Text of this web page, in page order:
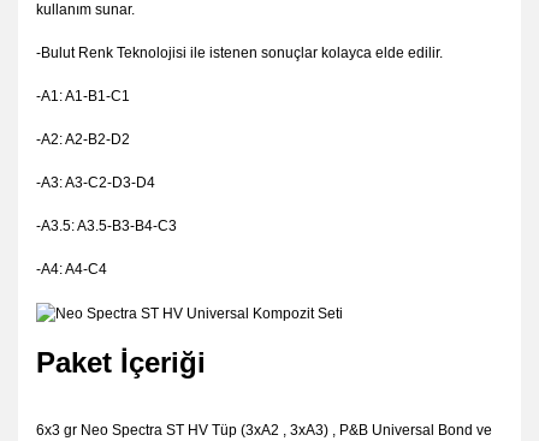
kullanım sunar.
-Bulut Renk Teknolojisi ile istenen sonuçlar kolayca elde edilir.
-A1: A1-B1-C1
-A2: A2-B2-D2
-A3: A3-C2-D3-D4
-A3.5: A3.5-B3-B4-C3
-A4: A4-C4
Paket İçeriği
6x3 gr Neo Spectra ST HV Tüp (3xA2 , 3xA3) , P&B Universal Bond ve